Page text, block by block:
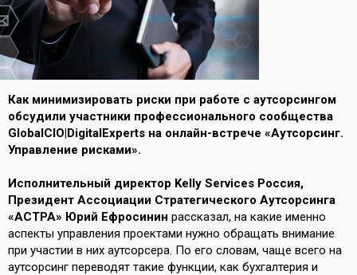
Как минимизировать риски при работе с аутсорсингом
обсудили участники профессионального сообщества
GlobalCIO|DigitalExperts на онлайн-встрече «Аутсорсинг.
Управление рисками».
Исполнительный директор Kelly Services Россия,
Президент Ассоциации Стратегического Аутсорсинга
«АСТРА» Юрий Ефросинин рассказал, на какие именно
аспекты управления проектами нужно обращать внимание
при участии в них аутсорсера. По его словам, чаще всего на
аутсорсинг переводят такие функции, как бухгалтерия и